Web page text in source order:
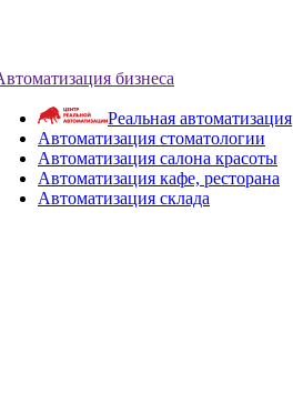
бизнеса
Реальная автоматизация
Автоматизация стоматологии
Автоматизация салона красоты
Автоматизация кафе, ресторана
Автоматизация склада